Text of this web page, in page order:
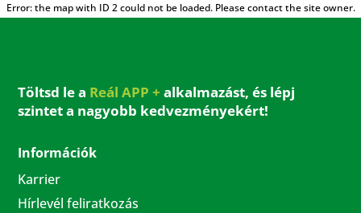
Error: the map with ID 2 could not be loaded. Please contact the site owner.
Töltsd le a Reál APP + alkalmazást, és lépj
szintet a nagyobb kedvezményekért!
Információk
Karrier
Hírlevél feliratkozás